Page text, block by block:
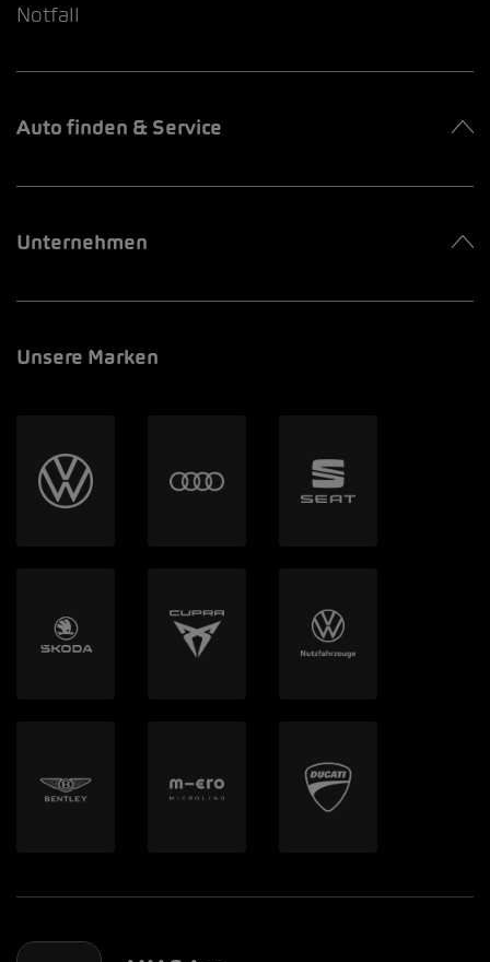
Notfall
Auto finden & Service
Unternehmen
Unsere Marken